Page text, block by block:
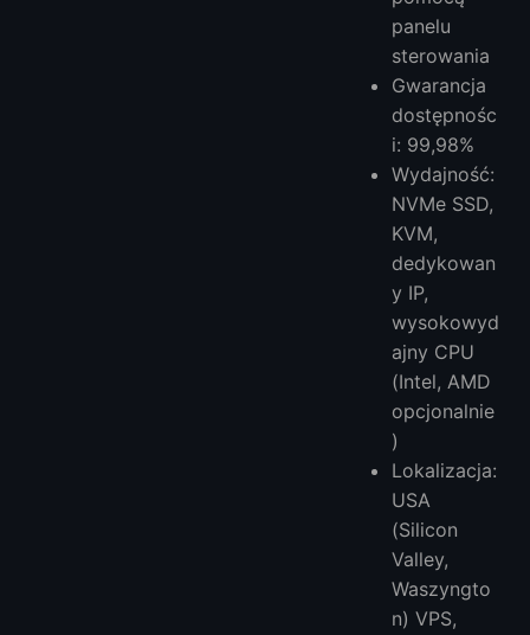
panelu
sterowania
Gwarancja
dostępnośc
i: 99,98%
Wydajność:
NVMe SSD,
KVM,
dedykowan
y IP,
wysokowyd
ajny CPU
(Intel, AMD
opcjonalnie
)
Lokalizacja:
USA
(Silicon
Valley,
Waszyngto
n) VPS,